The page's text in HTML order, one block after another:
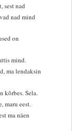
sest nad
nad mind
on
mind.
ma lendaksin
kõrbes. Sela.
maru eest.
ma näen